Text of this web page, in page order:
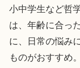
小中学生など哲
は、年齢に合っ
に、日常の悩み
ものがおすすめ